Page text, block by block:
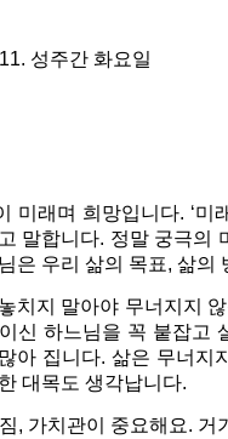
미래며 희망입니다. ‘미
말합니다. 정말 궁극의
은 우리 삶의 목표, 삶의
치지 말아야 무너지지
신 하느님을 꼭 붙잡고
아 집니다. 삶은 무너지
대목도 생각납니다.
, 가치관이 중요해요. 거